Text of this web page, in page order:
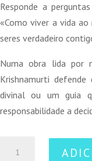
Responde a
«Como viver a vida
seres verdadeiro
Numa obra lida por
Krishnamurti
divinal ou um guia
responsabilidade a